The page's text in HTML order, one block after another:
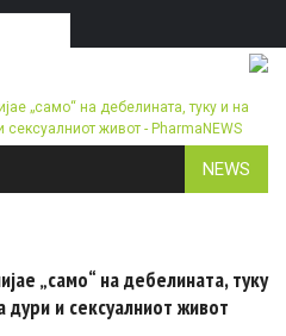
NEWS
„само“ на дебелината, туку
и сексуалниот живот